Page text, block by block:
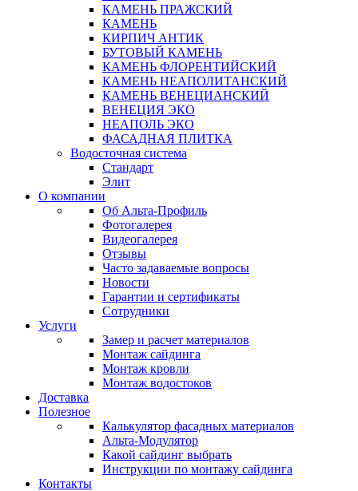
КАМЕНЬ ПРАЖСКИЙ
КАМЕНЬ
КИРПИЧ АНТИК
БУТОВЫЙ КАМЕНЬ
КАМЕНЬ ФЛОРЕНТИЙСКИЙ
КАМЕНЬ НЕАПОЛИТАНСКИЙ
КАМЕНЬ ВЕНЕЦИАНСКИЙ
ВЕНЕЦИЯ ЭКО
НЕАПОЛЬ ЭКО
ФАСАДНАЯ ПЛИТКА
Водосточная система
Стандарт
Элит
О компании
Об Альта-Профиль
Фотогалерея
Видеогалерея
Отзывы
Часто задаваемые вопросы
Новости
Гарантии и сертификаты
Сотрудники
Услуги
Замер и расчет материалов
Монтаж сайдинга
Монтаж кровли
Монтаж водостоков
Доставка
Полезное
Калькулятор фасадных материалов
Альта-Модулятор
Какой сайдинг выбрать
Инструкции по монтажу сайдинга
Контакты